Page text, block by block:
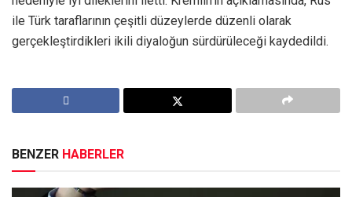
ile Türk taraflarının çeşitli düzeylerde düzenli olarak
gerçekleştirdikleri ikili diyaloğun sürdürüleceği kaydedildi.
BENZER HABERLER